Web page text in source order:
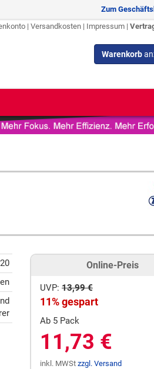
Zum
| Versandkosten | Impressum |
Warenkorb
Online-Preis
UVP: 13,99 €
11% gespart
Ab 5 Pack
11,73 €
inkl. MWSt zzgl. Versand